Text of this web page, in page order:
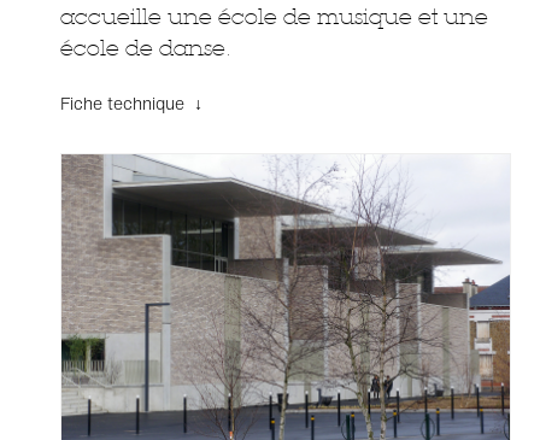
accueille une école de musique et une
école de danse.
Fiche technique ↓